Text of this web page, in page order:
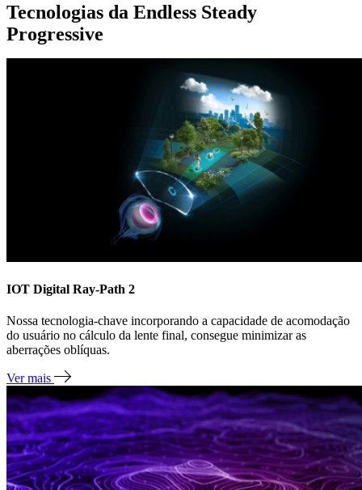
Tecnologias da Endless Steady
Progressive
IOT Digital Ray-Path 2
Nossa tecnologia-chave incorporando a capacidade de acomodação
do usuário no cálculo da lente final, consegue minimizar as
aberrações oblíquas.
Ver mais